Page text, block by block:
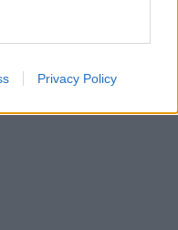
Privacy Policy